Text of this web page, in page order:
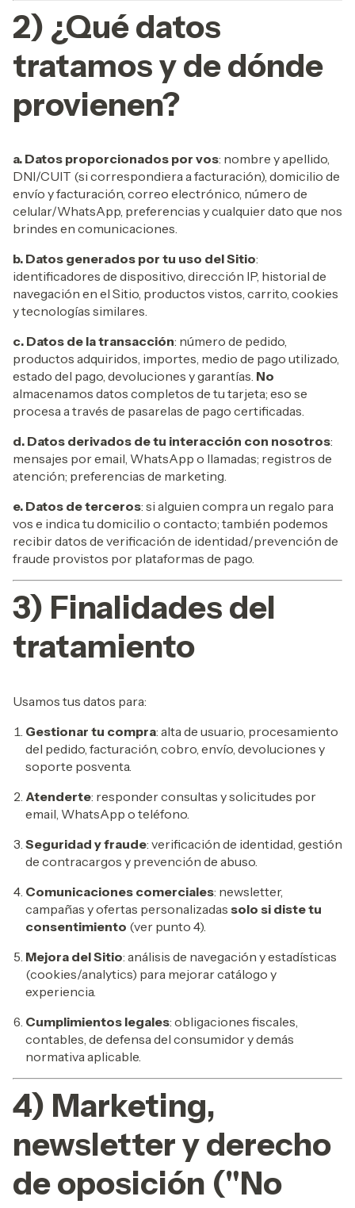
2) ¿Qué datos
tratamos y de dónde
provienen?
a. Datos proporcionados por vos: nombre y apellido,
DNI/CUIT (si correspondiera a facturación), domicilio de
envío y facturación, correo electrónico, número de
celular/WhatsApp, preferencias y cualquier dato que nos
brindes en comunicaciones.
b. Datos generados por tu uso del Sitio:
identificadores de dispositivo, dirección IP, historial de
navegación en el Sitio, productos vistos, carrito, cookies
y tecnologías similares.
c. Datos de la transacción: número de pedido,
productos adquiridos, importes, medio de pago utilizado,
estado del pago, devoluciones y garantías. No
almacenamos datos completos de tu tarjeta; eso se
procesa a través de pasarelas de pago certificadas.
d. Datos derivados de tu interacción con nosotros:
mensajes por email, WhatsApp o llamadas; registros de
atención; preferencias de marketing.
e. Datos de terceros: si alguien compra un regalo para
vos e indica tu domicilio o contacto; también podemos
recibir datos de verificación de identidad/prevención de
fraude provistos por plataformas de pago.
3) Finalidades del
tratamiento
Usamos tus datos para:
Gestionar tu compra: alta de usuario, procesamiento
del pedido, facturación, cobro, envío, devoluciones y
soporte posventa.
Atenderte: responder consultas y solicitudes por
email, WhatsApp o teléfono.
Seguridad y fraude: verificación de identidad, gestión
de contracargos y prevención de abuso.
Comunicaciones comerciales: newsletter,
campañas y ofertas personalizadas solo si diste tu
consentimiento (ver punto 4).
Mejora del Sitio: análisis de navegación y estadísticas
(cookies/analytics) para mejorar catálogo y
experiencia.
Cumplimientos legales: obligaciones fiscales,
contables, de defensa del consumidor y demás
normativa aplicable.
4) Marketing,
newsletter y derecho
de oposición ("No